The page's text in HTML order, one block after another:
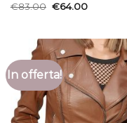
€83.00 €64.00
In offerta!